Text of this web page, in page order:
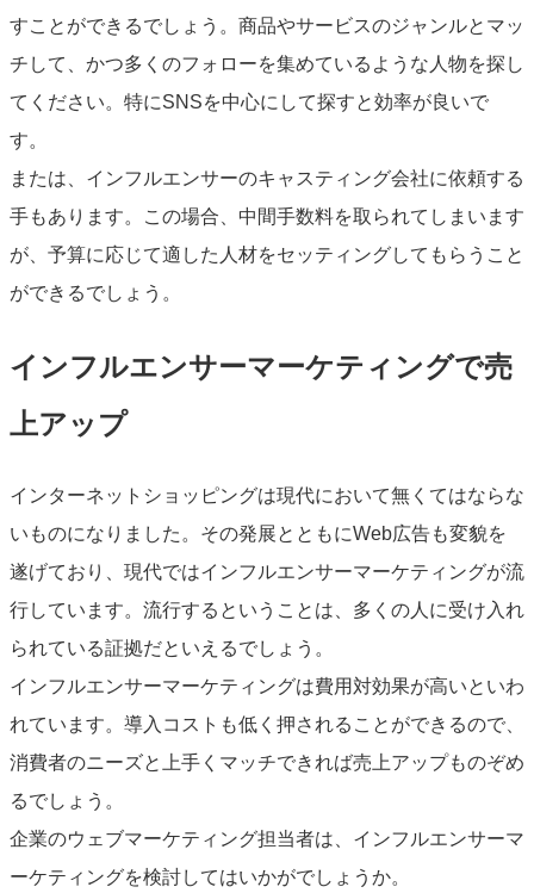
すことができるでしょう。商品やサービスのジャンルとマッ
チして、かつ多くのフォローを集めているような人物を探し
てください。特にSNSを中心にして探すと効率が良いで
す。
または、インフルエンサーのキャスティング会社に依頼する
手もあります。この場合、中間手数料を取られてしまいます
が、予算に応じて適した人材をセッティングしてもらうこと
ができるでしょう。
インフルエンサーマーケティングで売
上アップ
インターネットショッピングは現代において無くてはならな
いものになりました。その発展とともにWeb広告も変貌を
遂げており、現代ではインフルエンサーマーケティングが流
行しています。流行するということは、多くの人に受け入れ
られている証拠だといえるでしょう。
インフルエンサーマーケティングは費用対効果が高いといわ
れています。導入コストも低く押されることができるので、
消費者のニーズと上手くマッチできれば売上アップものぞめ
るでしょう。
企業のウェブマーケティング担当者は、インフルエンサーマ
ーケティングを検討してはいかがでしょうか。